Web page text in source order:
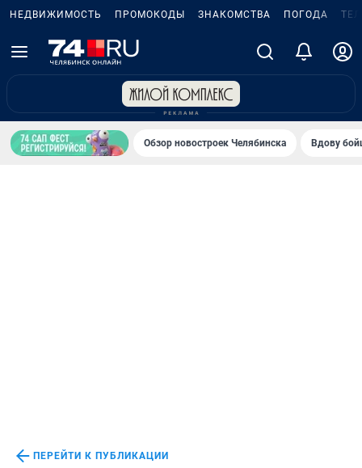
НЕДВИЖИМОСТЬ ПРОМОКОДЫ ЗНАКОМСТВА ПОГОДА
Обзор новостроек Челябинска Вдову
ПЕРЕЙТИ К ПУБЛИКАЦИИ